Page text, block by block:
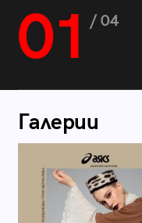
01 / 04
Галерии